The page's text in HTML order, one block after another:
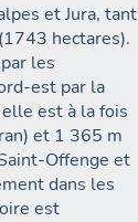
et Jura, tant
hectares).
les
est par la
est à la fois
et 1 365 m
Offenge et
dans les
est